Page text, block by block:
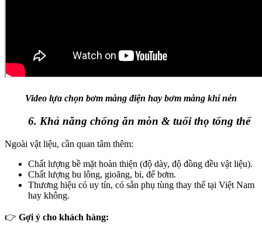
Video lựa chọn bơm màng điện hay bơm màng khí nén
6. Khả năng chống ăn mòn & tuổi thọ tổng thể
Ngoài vật liệu, cần quan tâm thêm:
Chất lượng bề mặt hoàn thiện (độ dày, độ đồng đều vật liệu).
Chất lượng bu lông, gioăng, bi, đế bơm.
Thương hiệu có uy tín, có sẵn phụ tùng thay thế tại Việt Nam
hay không.
👉 Gợi ý cho khách hàng: